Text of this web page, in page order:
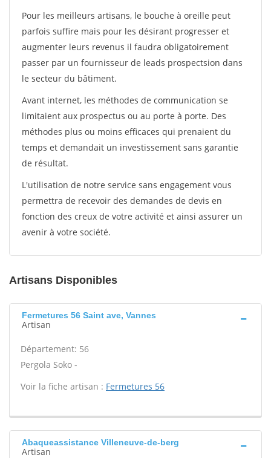
Pour les meilleurs artisans, le bouche à oreille peut
parfois suffire mais pour les désirant progresser et
augmenter leurs revenus il faudra obligatoirement
passer par un fournisseur de leads prospectsion dans
le secteur du bâtiment.
Avant internet, les méthodes de communication se
limitaient aux prospectus ou au porte à porte. Des
méthodes plus ou moins efficaces qui prenaient du
temps et demandait un investissement sans garantie
de résultat.
L'utilisation de notre service sans engagement vous
permettra de recevoir des demandes de devis en
fonction des creux de votre activité et ainsi assurer un
avenir à votre société.
Artisans Disponibles
Fermetures 56 Saint ave, Vannes
Artisan
Département: 56
Pergola Soko -
Voir la fiche artisan : Fermetures 56
Abaqueassistance Villeneuve-de-berg
Artisan